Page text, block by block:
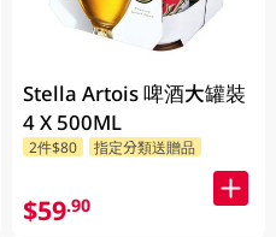
Stella Artois 啤酒大罐裝
4 X 500ML
2件$80 指定分類送贈品
$59.90